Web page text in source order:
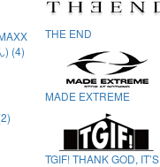
) (4)
THE END
MADE EXTREME
TGIF! THANK GOD, IT’S